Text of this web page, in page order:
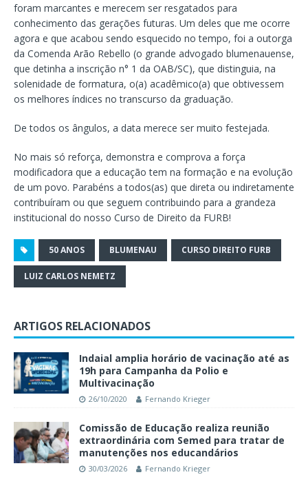
foram marcantes e merecem ser resgatados para
conhecimento das gerações futuras. Um deles que me ocorre
agora e que acabou sendo esquecido no tempo, foi a outorga
da Comenda Arão Rebello (o grande advogado blumenauense,
que detinha a inscrição n° 1 da OAB/SC), que distinguia, na
solenidade de formatura, o(a) acadêmico(a) que obtivessem
os melhores índices no transcurso da graduação.
De todos os ângulos, a data merece ser muito festejada.
No mais só reforça, demonstra e comprova a força
modificadora que a educação tem na formação e na evolução
de um povo. Parabéns a todos(as) que direta ou indiretamente
contribuíram ou que seguem contribuindo para a grandeza
institucional do nosso Curso de Direito da FURB!
50 ANOS BLUMENAU CURSO DIREITO FURB
LUIZ CARLOS NEMETZ
ARTIGOS RELACIONADOS
Indaial amplia horário de vacinação até as
19h para Campanha da Polio e
Multivacinação
26/10/2020 Fernando Krieger
Comissão de Educação realiza reunião
extraordinária com Semed para tratar de
manutenções nos educandários
30/03/2026 Fernando Krieger